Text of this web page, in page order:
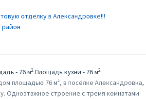
отделку в Александровке!!!
район
- 76 м2 Площадь кухни - 76 м2
площадью 76 м², в посёлке Александровка,
Одноэтажное строение с тремя комнатами